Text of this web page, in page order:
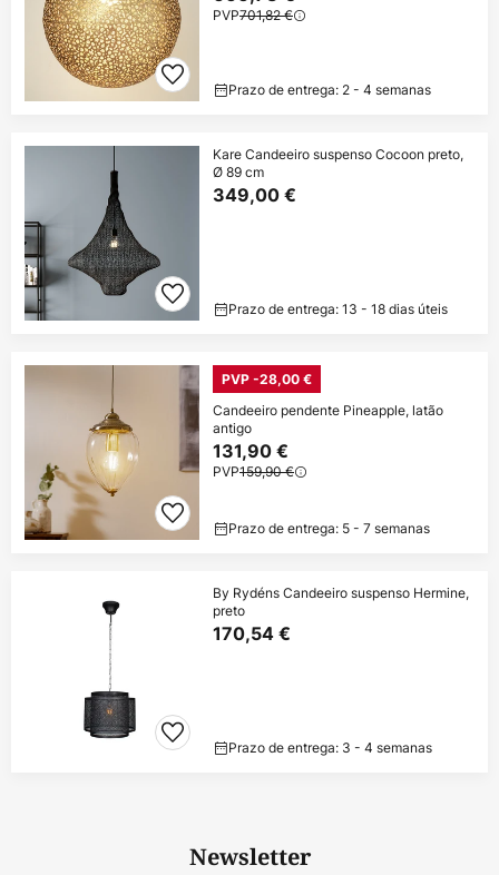
PVP701,82 €
Prazo de entrega: 2 - 4 semanas
Kare Candeeiro suspenso Cocoon preto,
Ø 89 cm
349,00 €
Prazo de entrega: 13 - 18 dias úteis
PVP -28,00 €
Candeeiro pendente Pineapple, latão
antigo
131,90 €
PVP159,90 €
Prazo de entrega: 5 - 7 semanas
By Rydéns Candeeiro suspenso Hermine,
preto
170,54 €
Prazo de entrega: 3 - 4 semanas
Newsletter